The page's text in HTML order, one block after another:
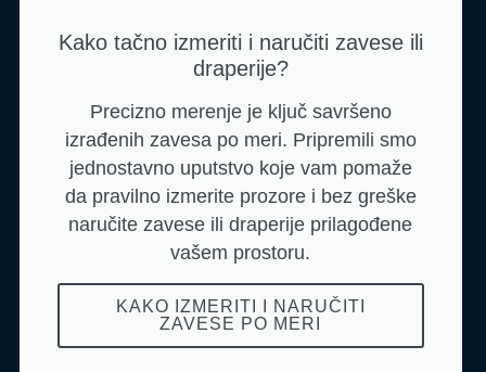
Kako tačno izmeriti i naručiti zavese ili
draperije?
Precizno merenje je ključ savršeno
izrađenih zavesa po meri. Pripremili smo
jednostavno uputstvo koje vam pomaže
da pravilno izmerite prozore i bez greške
naručite zavese ili draperije prilagođene
vašem prostoru.
KAKO IZMERITI I NARUČITI
ZAVESE PO MERI